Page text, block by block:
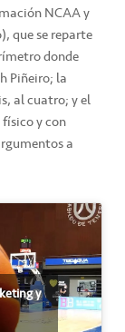
NCAA y
que se reparte
donde
Piñeiro; la
al cuatro; y el
y con
a
y